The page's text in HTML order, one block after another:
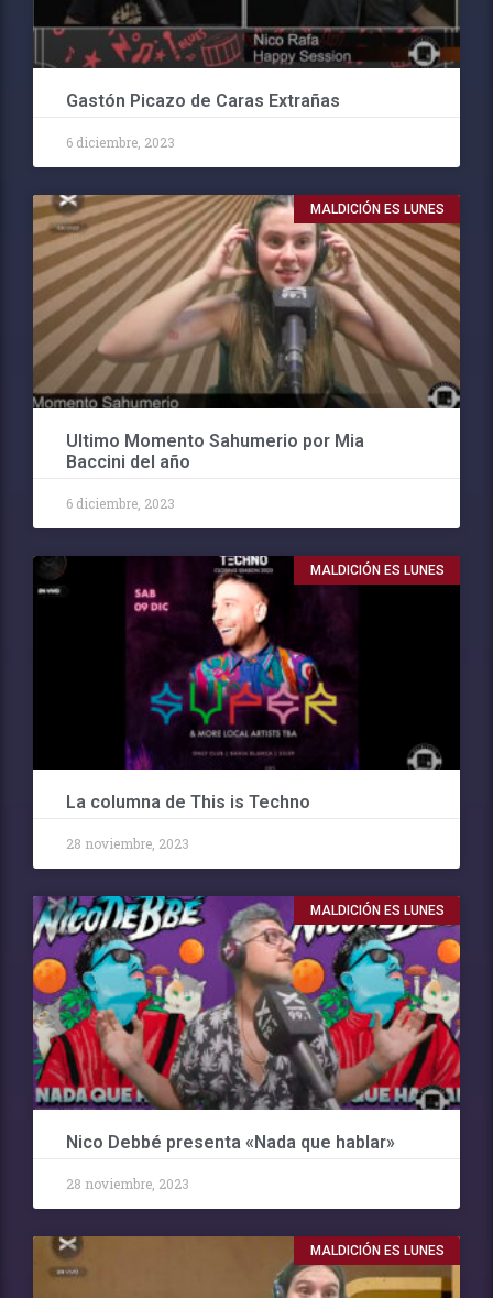
Gastón Picazo de Caras Extrañas
6 diciembre, 2023
MALDICIÓN ES LUNES
Ultimo Momento Sahumerio por Mia
Baccini del año
6 diciembre, 2023
MALDICIÓN ES LUNES
La columna de This is Techno
28 noviembre, 2023
MALDICIÓN ES LUNES
Nico Debbé presenta «Nada que hablar»
28 noviembre, 2023
MALDICIÓN ES LUNES